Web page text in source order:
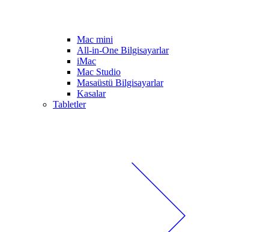
Mac mini
All-in-One Bilgisayarlar
iMac
Mac Studio
Masaüstü Bilgisayarlar
Kasalar
Tabletler